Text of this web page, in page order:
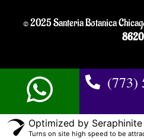
© 2025 Santeria Botanica
8620
(773)
Optimized by
Turns on site high speed to be